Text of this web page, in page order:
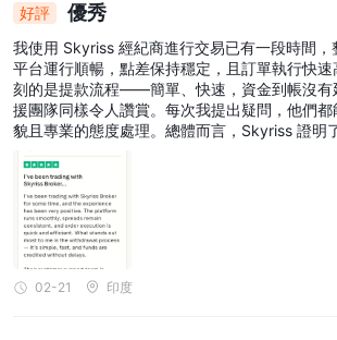
好評 優秀
我使用 Skyriss 經紀商進行交易已有一段時間，
平台運行順暢，點差保持穩定，且訂單執行快
刻的是提款流程——簡單、快速，資金到帳沒有延遲。 他們
援團隊同樣令人讚賞。每次我提出疑問，他們
貌且專業的態度處理。總體而言，Skyriss 證明
02-21 印度